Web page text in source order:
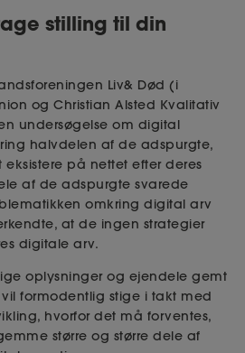
stilling til din
Liv& Død (i
og Christian Alsted Kvalitativ
undersøgelse om digital
halvdelen af de adspurgte,
på nettet efter deres
af de adspurgte svarede
omkring digital arv
at de ingen strategier
digitale arv.
oplysninger og ejendele gemt
formodentlig stige i takt med
hvorfor det må forventes,
større og større dele af